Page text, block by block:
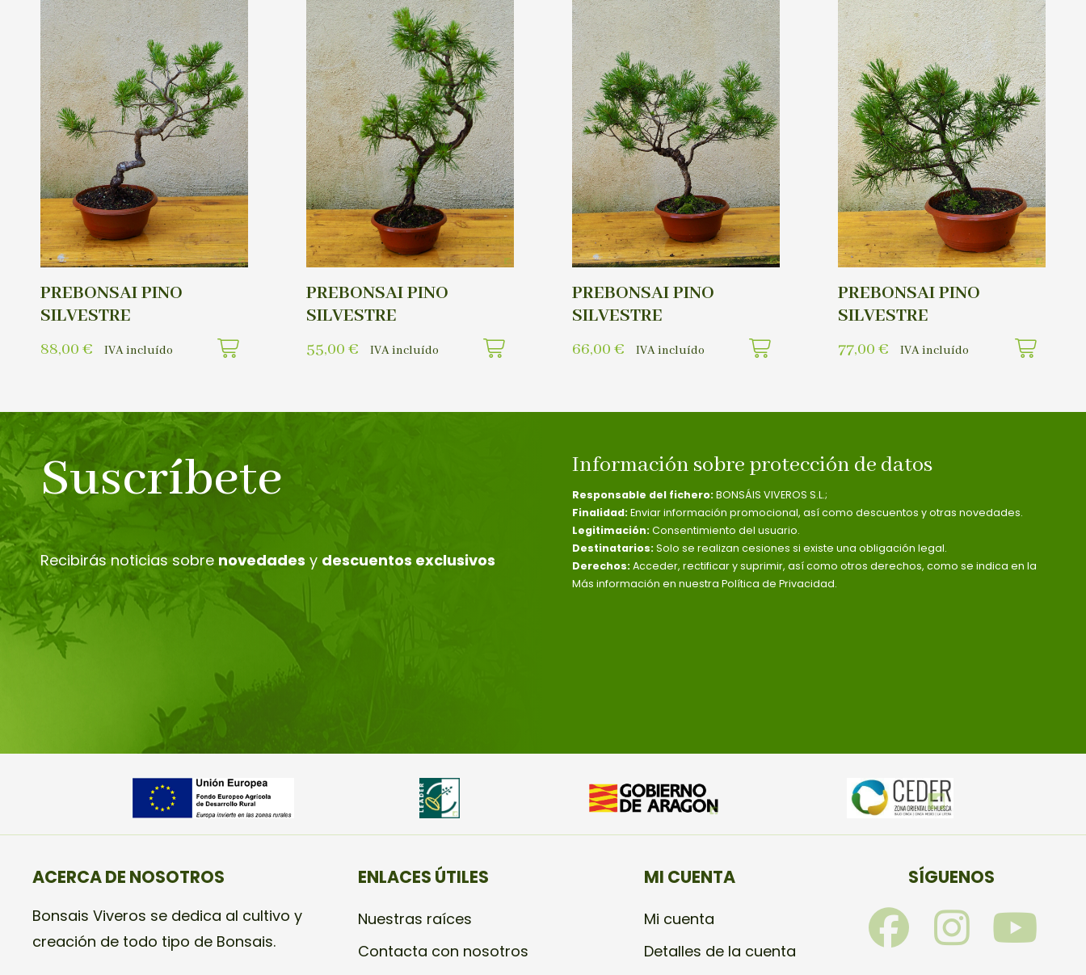
PREBONSAI PINO
SILVESTRE
88,00 € IVA incluído
PREBONSAI PINO
SILVESTRE
55,00 € IVA incluído
PREBONSAI PINO
SILVESTRE
66,00 € IVA incluído
PREBONSAI PINO
SILVESTRE
77,00 € IVA incluído
Suscríbete
Recibirás noticias sobre novedades y descuentos exclusivos
Información sobre protección de datos
Responsable del fichero: BONSÁIS VIVEROS S.L.;
Finalidad: Enviar información promocional, así como descuentos y otras novedades.
Legitimación: Consentimiento del usuario.
Destinatarios: Solo se realizan cesiones si existe una obligación legal.
Derechos: Acceder, rectificar y suprimir, así como otros derechos, como se indica en la
Más información en nuestra Política de Privacidad.
ACERCA DE NOSOTROS
Bonsais Viveros se dedica al cultivo y
creación de todo tipo de Bonsais.
ENLACES ÚTILES
Nuestras raíces
Contacta con nosotros
MI CUENTA
Mi cuenta
Detalles de la cuenta
SÍGUENOS
F
a
I
n
Y